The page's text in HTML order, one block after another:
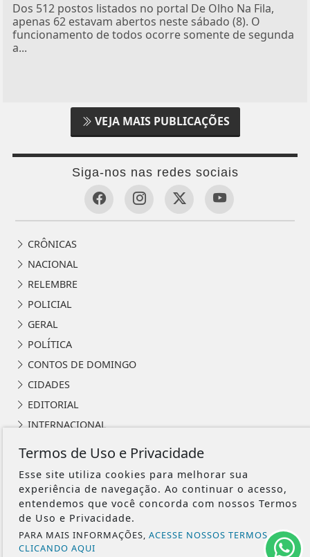
Dos 512 postos listados no portal De Olho Na Fila,
apenas 62 estavam abertos neste sábado (8). O
funcionamento de todos ocorre somente de segunda
a...
VEJA MAIS PUBLICAÇÕES
Siga-nos nas redes sociais
CRÔNICAS
NACIONAL
RELEMBRE
POLICIAL
GERAL
POLÍTICA
CONTOS DE DOMINGO
CIDADES
EDITORIAL
INTERNACIONAL
CULTURA
EVENTOS
RELIGIÃO
TECNOLOGIA
Termos de Uso e Privacidade
Esse site utiliza cookies para melhorar sua
experiência de navegação. Ao continuar o acesso,
entendemos que você concorda com nossos Termos
de Uso e Privacidade.
PARA MAIS INFORMAÇÕES, ACESSE NOSSOS TERMOS
CLICANDO AQUI